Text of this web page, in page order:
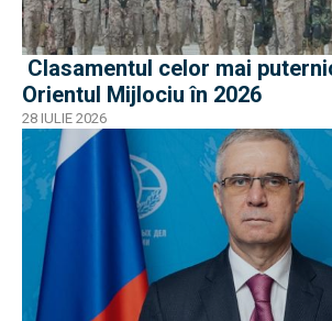
Clasamentul celor mai
Orientul Mijlociu în 2026
28 IULIE 2026